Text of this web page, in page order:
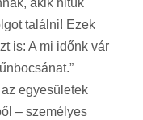
találni! Ezek
is: A mi időnk vár
egyesületek
– személyes